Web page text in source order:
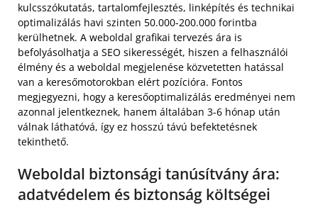
kulcsszókutatás, tartalomfejlesztés, linképítés és technikai
optimalizálás havi szinten 50.000-200.000 forintba
kerülhetnek. A weboldal grafikai tervezés ára is
befolyásolhatja a SEO sikerességét, hiszen a felhasználói
élmény és a weboldal megjelenése közvetetten hatással
van a keresőmotorokban elért pozícióra. Fontos
megjegyezni, hogy a keresőoptimalizálás eredményei nem
azonnal jelentkeznek, hanem általában 3-6 hónap után
válnak láthatóvá, így ez hosszú távú befektetésnek
tekinthető.
Weboldal biztonsági tanúsítvány ára:
adatvédelem és biztonság költségei